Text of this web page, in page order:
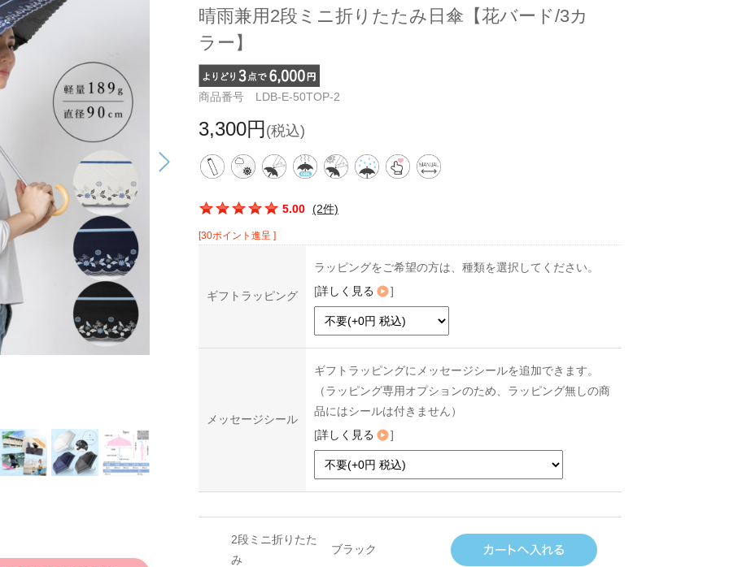
晴雨兼用2段ミニ折りたたみ日傘【花バード/3カ
ラー】
商品番号 LDB-E-50TOP-2
3,300円 (税込)
この商品の平均評価： 5.00 (2件)
[30ポイント進呈 ]
ギフトラッピング
ラッピングをご希望の方は、種類を選択してください。
[詳しく見る ]
メッセージシール
ギフトラッピングにメッセージシールを追加できます。
（ラッピング専用オプションのため、ラッピング無しの商
品にはシールは付きません）
[詳しく見る ]
2段ミニ折りたた
み
ブラック